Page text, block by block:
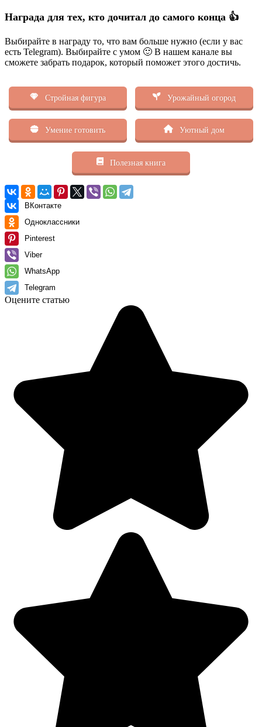
Награда для тех, кто дочитал до самого конца 👍
Выбирайте в награду то, что вам больше нужно (если у вас
есть Telegram). Выбирайте с умом 🙂 В нашем канале вы
сможете забрать подарок, который поможет этого достичь.
Стройная фигура Урожайный огород
Умение готовить Уютный дом
Полезная книга
ВКонтакте
Одноклассники
Pinterest
Viber
WhatsApp
Telegram
Оцените статью